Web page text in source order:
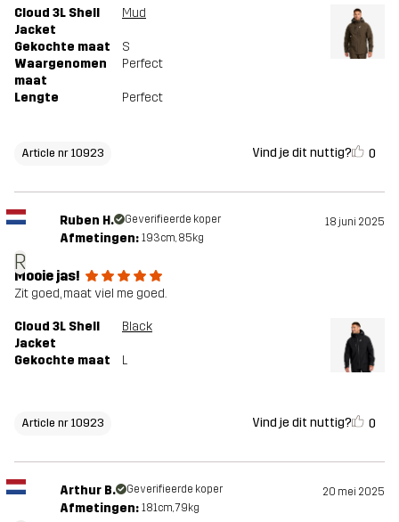
Cloud 3L Shell
Jacket
Mud
Gekochte maat
S
Waargenomen
maat
Perfect
Lengte Perfect
Article nr 10923 Vind je dit nuttig? 0
R
Ruben H. Geverifieerde koper 18 juni 2025
Afmetingen: 193cm, 85kg
Mooie jas!
Zit goed, maat viel me goed.
Cloud 3L Shell
Jacket
Black
Gekochte maat L
Article nr 10923 Vind je dit nuttig? 0
Arthur B. Geverifieerde koper 20 mei 2025
Afmetingen: 181cm, 79kg